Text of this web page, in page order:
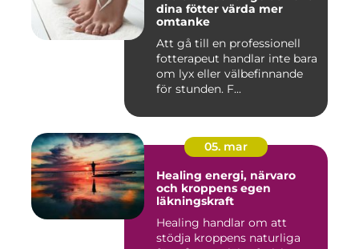
dina fötter värda mer
omtanke
Att gå till en professionell
fotterapeut handlar inte bara
om lyx eller välbefinnande
för stunden. F...
05. mar
Healing energi, närvaro
och kroppens egen
läkningskraft
Healing handlar om att
stödja kroppens naturliga